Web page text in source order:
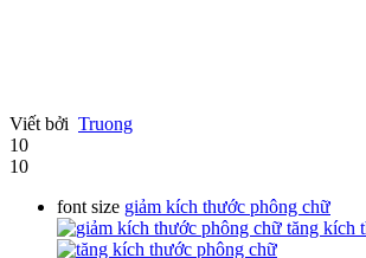
Viết bởi Truong
10
10
font size giảm kích thước phông chữ
tăng kích